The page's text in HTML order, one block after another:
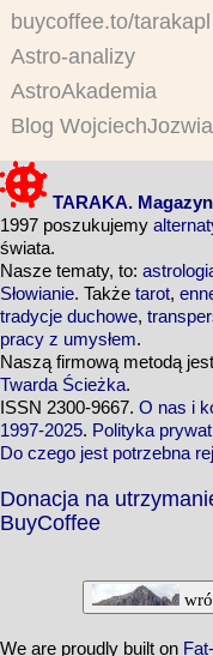
buycoffee.to/tarakapl
Astro-analizy
AstroAkademia
Blog
TARAKA.
1997 poszukujemy
świata.
Nasze tematy, to:
Słowianie. Także tarot,
tradycje duchowe,
pracy z umysłem.
Naszą firmową metodą
Twarda Ścieżka.
ISSN 2300-9667. O nas i
1997-2025. Polityka
Do czego jest potrzebna
Donacja na
BuyCoffee
We are proudly built on